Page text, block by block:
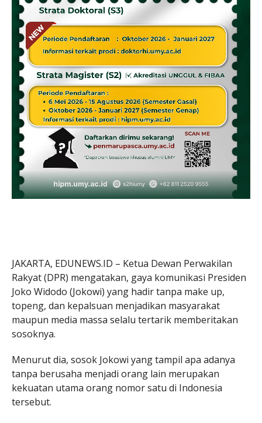
JAKARTA, EDUNEWS.ID – Ketua Dewan Perwakilan
Rakyat (DPR) mengatakan, gaya komunikasi Presiden
Joko Widodo (Jokowi) yang hadir tanpa make up,
topeng, dan kepalsuan menjadikan masyarakat
maupun media massa selalu tertarik memberitakan
sosoknya.
Menurut dia, sosok Jokowi yang tampil apa adanya
tanpa berusaha menjadi orang lain merupakan
kekuatan utama orang nomor satu di Indonesia
tersebut.